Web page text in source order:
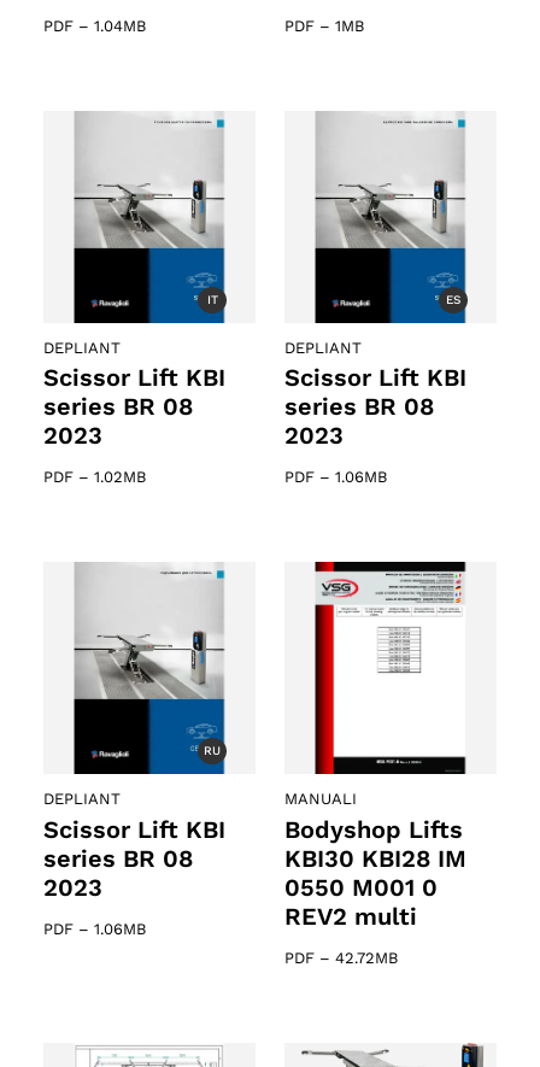
PDF – 1.04MB PDF – 1MB
IT
DEPLIANT
Scissor Lift KBI
series BR 08
2023
PDF – 1.02MB
ES
DEPLIANT
Scissor Lift KBI
series BR 08
2023
PDF – 1.06MB
RU
DEPLIANT
Scissor Lift KBI
series BR 08
2023
PDF – 1.06MB
MANUALI
Bodyshop Lifts
KBI30 KBI28 IM
0550 M001 0
REV2 multi
PDF – 42.72MB